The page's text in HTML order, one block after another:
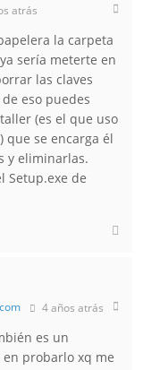
atrás
la carpeta
sería meterte en
las claves
eso puedes
(es el que uso
que se encarga él
y eliminarlas.
Setup.exe de
4 años atrás
es un
probarlo xq me